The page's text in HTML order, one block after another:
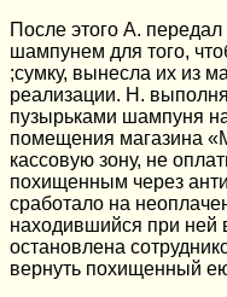
После этого А.
шампунем для того,
;сумку, вынесла их из
реализации. Н.
пузырьками шампуня
помещения магазина
кассовую зону, не
похищенным через
сработало на
находившийся при ней
остановлена
вернуть похищенный